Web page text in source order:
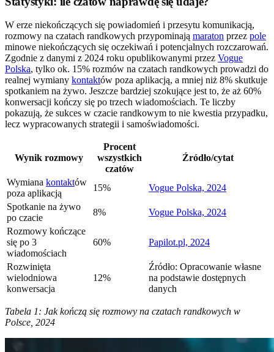
W erze niekończących się powiadomień i przesytu komunikacją,
rozmowy na czatach randkowych przypominają maraton przez pole
minowe niekończących się oczekiwań i potencjalnych rozczarowań.
Zgodnie z danymi z 2024 roku opublikowanymi przez Vogue
Polska, tylko ok. 15% rozmów na czatach randkowych prowadzi do
realnej wymiany kontaktów poza aplikacją, a mniej niż 8% skutkuje
spotkaniem na żywo. Jeszcze bardziej szokujące jest to, że aż 60%
konwersacji kończy się po trzech wiadomościach. Te liczby
pokazują, że sukces w czacie randkowym to nie kwestia przypadku,
lecz wypracowanych strategii i samoświadomości.
Wynik rozmowy
Procent
wszystkich
czatów
Źródło/cytat
Wymiana kontaktów
poza aplikacją
15%
Vogue Polska, 2024
Spotkanie na żywo
po czacie
8%
Vogue Polska, 2024
Rozmowy kończące
się po 3
wiadomościach
60% Papilot.pl, 2024
Rozwinięta
wielodniowa
konwersacja
12%
Źródło: Opracowanie własne
na podstawie dostępnych
danych
Tabela 1: Jak kończą się rozmowy na czatach randkowych w
Polsce, 2024